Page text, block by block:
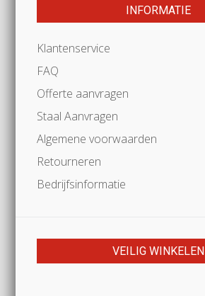
INFORMATIE
Klantenservice
FAQ
Offerte aanvragen
Staal Aanvragen
Algemene voorwaarden
Retourneren
Bedrijfsinformatie
VEILIG WINKELEN